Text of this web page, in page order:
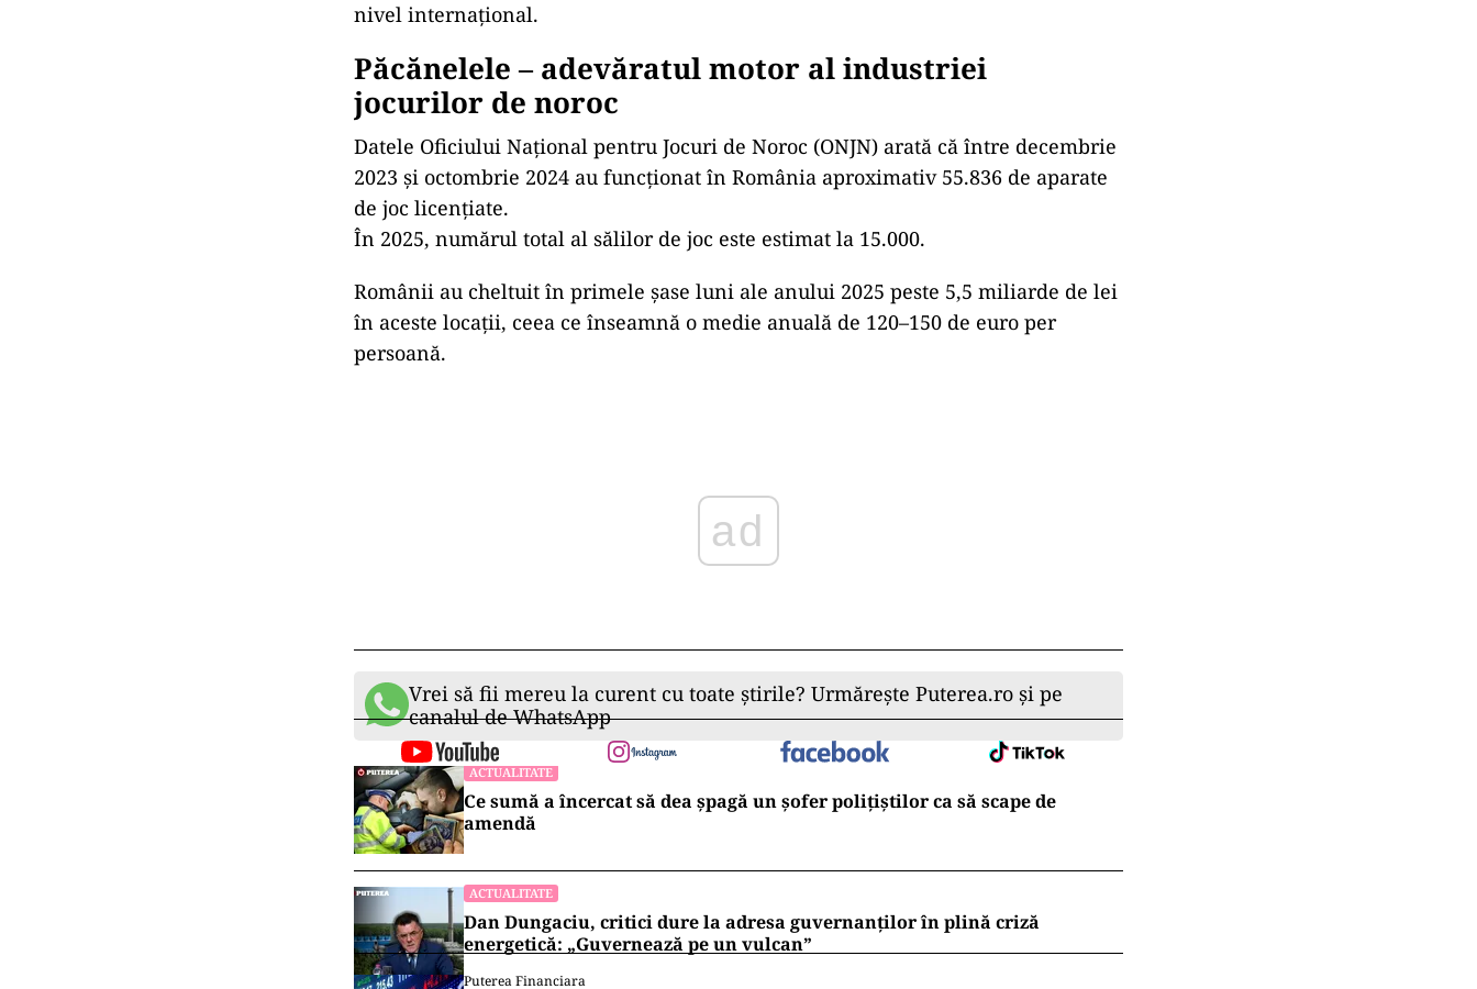
nivel internațional.
Păcănelele – adevăratul motor al industriei
jocurilor de noroc
Datele Oficiului Național pentru Jocuri de Noroc (ONJN) arată că între decembrie
2023 și octombrie 2024 au funcționat în România aproximativ 55.836 de aparate
de joc licențiate.
În 2025, numărul total al sălilor de joc este estimat la 15.000.
Românii au cheltuit în primele șase luni ale anului 2025 peste 5,5 miliarde de lei
în aceste locații, ceea ce înseamnă o medie anuală de 120–150 de euro per
persoană.
ad
Vrei să fii mereu la curent cu toate știrile? Urmărește Puterea.ro și pe
canalul de WhatsApp
ACTUALITATE
Ce sumă a încercat să dea șpagă un șofer polițiștilor ca să scape de
amendă
ACTUALITATE
Dan Dungaciu, critici dure la adresa guvernanților în plină criză
energetică: „Guvernează pe un vulcan”
Puterea Financiara